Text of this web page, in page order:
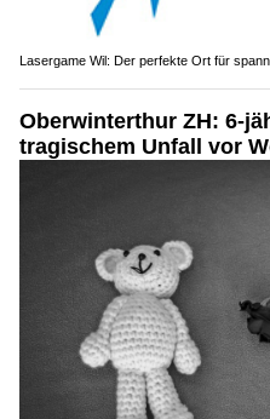
Lasergame Wil: Der perfekte Ort für
Oberwinterthur ZH: 6-
tragischem Unfall vor